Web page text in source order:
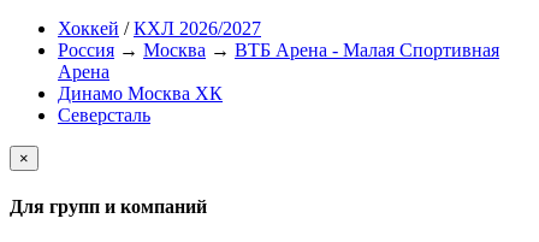
Хоккей /КХЛ 2026/2027
Россия → Москва → ВТБ Арена - Малая Спортивная
Арена
Динамо Москва ХК
Северсталь
×
Для групп и компаний